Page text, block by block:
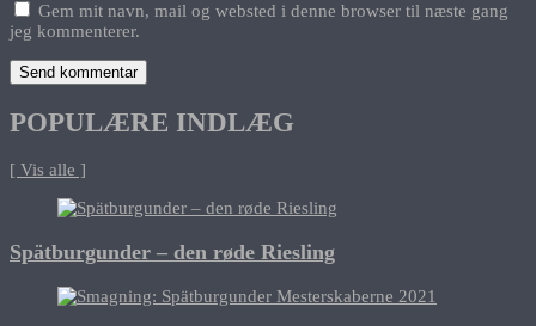
Gem mit navn, mail og websted i denne browser til næste gang
jeg kommenterer.
POPULÆRE INDLÆG
[ Vis alle ]
Spätburgunder – den røde Riesling